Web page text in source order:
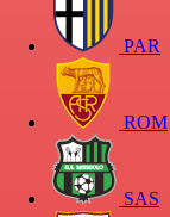
PAR
ROM
SAS